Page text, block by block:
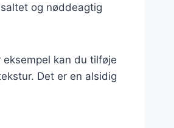
og nøddeagtig
kan du tilføje
Det er en alsidig